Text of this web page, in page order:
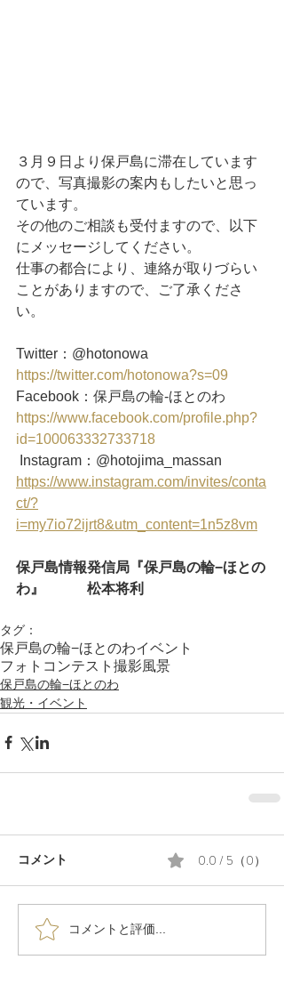
３月９日より保戸島に滞在しています
ので、写真撮影の案内もしたいと思っ
ています。
その他のご相談も受付ますので、以下
にメッセージしてください。
仕事の都合により、連絡が取りづらい
ことがありますので、ご了承くださ
い。
Twitter：@hotonowa
https://twitter.com/hotonowa?s=09
Facebook：保戸島の輪‐ほとのわ
https://www.facebook.com/profile.php?
id=100063332733718
Instagram：@hotojima_massan
https://www.instagram.com/invites/conta
ct/?
i=my7io72ijrt8&utm_content=1n5z8vm
保戸島情報発信局『保戸島の輪−ほとの
わ』　　　松本将利
タグ：
保戸島の輪−ほとのわイベント
フォトコンテスト 撮影風景
保戸島の輪−ほとのわ
観光・イベント
コメント 0.0 / 5（0）
コメントと評価...